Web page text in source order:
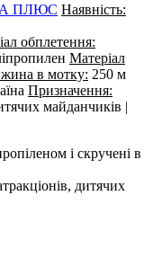
ПЛЮС Наявність:
обплетення:
Матеріал
в мотку: 250 м
Призначення:
майданчиків |
і скручені в
дитячих